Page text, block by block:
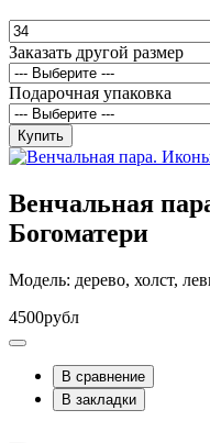
Заказать другой размер
Подарочная упаковка
Купить
Венчальная
Богоматери
Модель: дерево, холст,
4500рубл
В сравнение
В закладки